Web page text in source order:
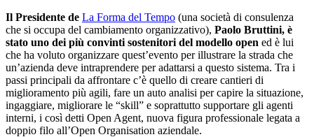
Il Presidente de La Forma del Tempo (una società di consulenza
che si occupa del cambiamento organizzativo), Paolo Bruttini, è
stato uno dei più convinti sostenitori del modello open ed è lui
che ha voluto organizzare quest’evento per illustrare la strada che
un’azienda deve intraprendere per adattarsi a questo sistema. Tra i
passi principali da affrontare c’è quello di creare cantieri di
miglioramento più agili, fare un auto analisi per capire la situazione,
ingaggiare, migliorare le “skill” e soprattutto supportare gli agenti
interni, i così detti Open Agent, nuova figura professionale legata a
doppio filo all’Open Organisation aziendale.